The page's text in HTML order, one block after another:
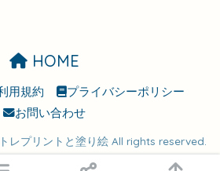
HOME
用規約
プライバシーポリシー
お問い合わせ
レプリントと塗り絵 All rights reserved.